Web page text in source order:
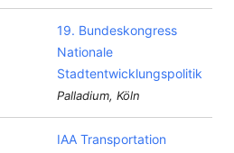
19. Bundeskongress
Nationale
Stadtentwicklungspolitik
Palladium, Köln
IAA Transportation